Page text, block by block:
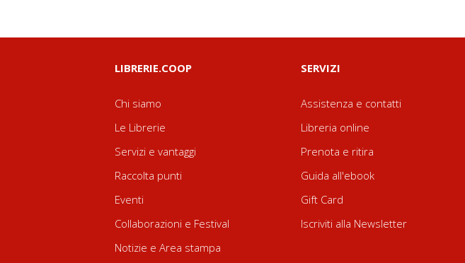
LIBRERIE.COOP
Chi siamo
Le Librerie
Servizi e vantaggi
Raccolta punti
Eventi
Collaborazioni e Festival
Notizie e Area stampa
SERVIZI
Assistenza e contatti
Libreria online
Prenota e ritira
Guida all'ebook
Gift Card
Iscriviti alla Newsletter